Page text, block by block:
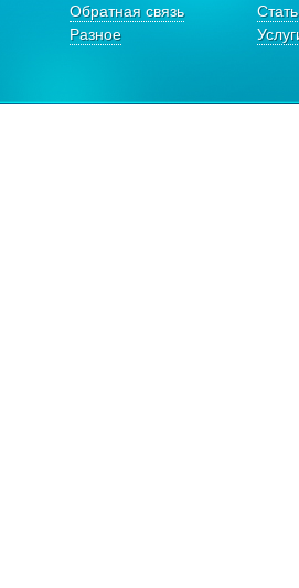
Обратная связь
Разное